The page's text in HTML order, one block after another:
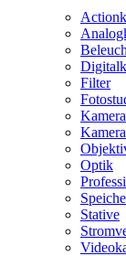
Filter
Optik
Stative